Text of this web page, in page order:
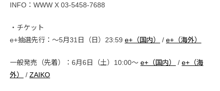
INFO：WWW X 03-5458-7688
・チケット
e+抽選先行：〜5月31日（日）23:59 e+（国内） / e+（海外）
一般発売（先着）：6月6日（土）10:00〜 e+（国内） / e+（海
外）
/ ZAIKO